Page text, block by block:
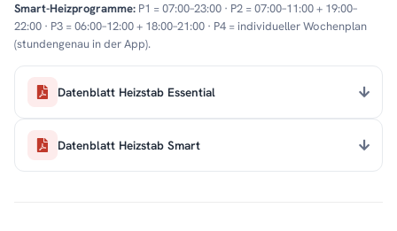
Smart-Heizprogramme: P1 = 07:00–23:00 · P2 = 07:00–11:00 + 19:00–
22:00 · P3 = 06:00–12:00 + 18:00–21:00 · P4 = individueller Wochenplan
(stundengenau in der App).
Datenblatt Heizstab Essential
Datenblatt Heizstab Smart